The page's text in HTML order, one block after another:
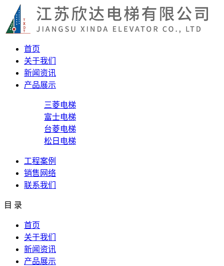
首页
关于我们
新闻资讯
产品展示
三菱电梯
富士电梯
台菱电梯
松日电梯
工程案例
销售网络
联系我们
目 录
首页
关于我们
新闻资讯
产品展示